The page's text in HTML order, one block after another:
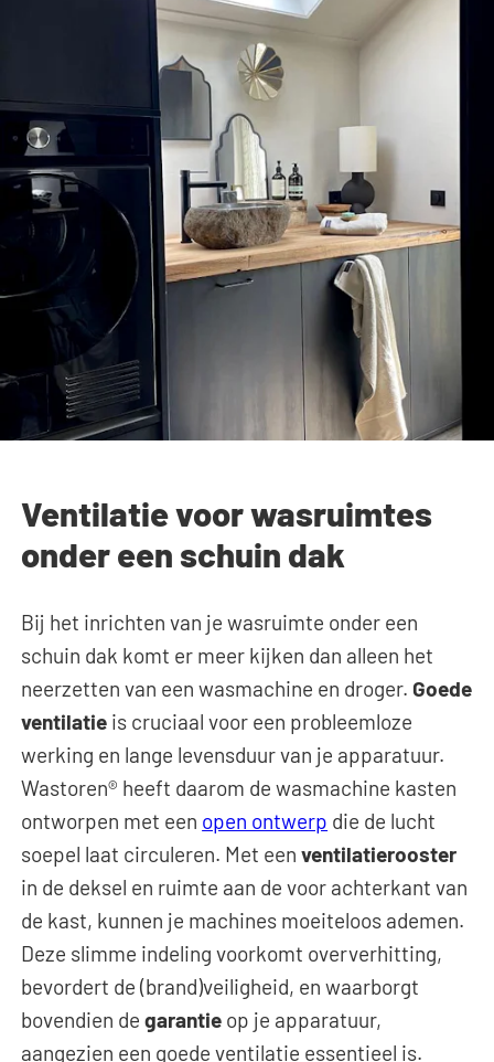
Ventilatie voor wasruimtes
onder een schuin dak
Bij het inrichten van je wasruimte onder een
schuin dak komt er meer kijken dan alleen het
neerzetten van een wasmachine en droger. Goede
ventilatie is cruciaal voor een probleemloze
werking en lange levensduur van je apparatuur.
Wastoren® heeft daarom de wasmachine kasten
ontworpen met een open ontwerp die de lucht
soepel laat circuleren. Met eenventilatierooster
in de deksel en ruimte aan de voor achterkant van
de kast, kunnen je machines moeiteloos ademen.
Deze slimme indeling voorkomt oververhitting,
bevordert de (brand)veiligheid, en waarborgt
bovendien degarantie op je apparatuur,
aangezien een goede ventilatie essentieel is.